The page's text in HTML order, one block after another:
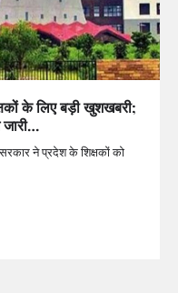
के लिए बड़ी खुशखबरी;
ने प्रदेश के शिक्षकों को